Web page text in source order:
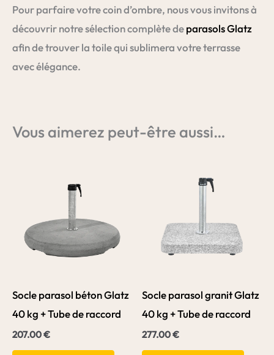
Pour parfaire votre coin d’ombre, nous vous invitons à
découvrir notre sélection complète deparasols Glatz
afin de trouver la toile qui sublimera votre terrasse
avec élégance.
Vous aimerez peut-être aussi…
Socle parasol béton Glatz
40 kg + Tube de raccord
207.00€
Socle parasol granit Glatz
40 kg + Tube de raccord
277.00€